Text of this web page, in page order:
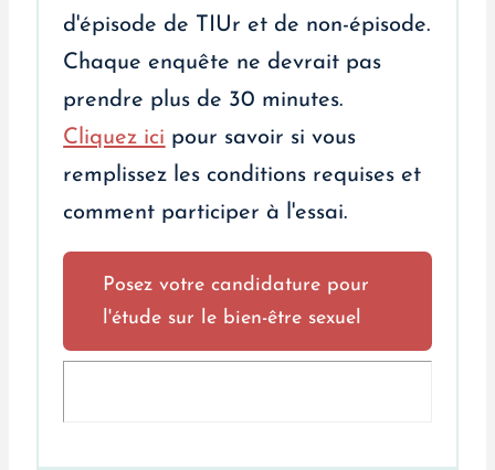
d'épisode de TIUr et de non-épisode.
Chaque enquête ne devrait pas
prendre plus de 30 minutes.
Cliquez ici pour savoir si vous
remplissez les conditions requises et
comment participer à l'essai.
Posez votre candidature pour
l'étude sur le bien-être sexuel